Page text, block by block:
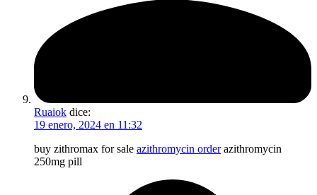
Ruaiok dice:
19 enero, 2024 en 11:32
buy zithromax for sale azithromycin orderazithromycin
250mg pill